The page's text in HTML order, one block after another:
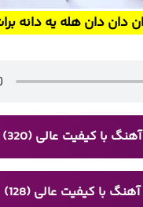
دان دان هله یه دانه
با کیفیت عالی (320)
با کیفیت عالی (128)